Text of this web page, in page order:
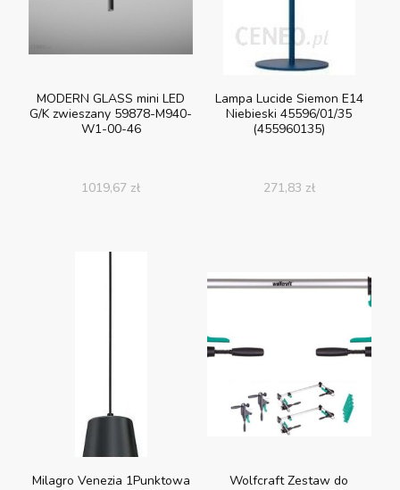
MODERN GLASS mini LED
G/K zwieszany 59878-M940-
W1-00-46
1019,67 zł
Lampa Lucide Siemon E14
Niebieski 45596/01/35
(455960135)
271,83 zł
Milagro Venezia 1Punktowa
Wolfcraft Zestaw do